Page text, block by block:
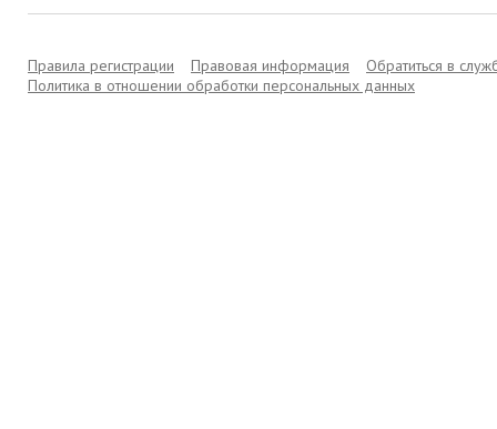
Правила регистрации Правовая информация
Обратиться в
Политика в отношении обработки персональных данных